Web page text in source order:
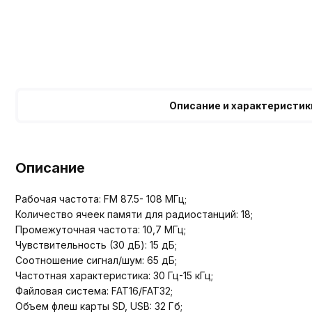
Описание и
Описание
Рабочая частота: FM 87.5- 108 МГц;
Количество ячеек памяти для радиостанций: 18;
Промежуточная частота: 10,7 МГц;
Чувствительность (30 дБ): 15 дБ;
Соотношение сигнал/шум: 65 дБ;
Частотная характеристика: 30 Гц-15 кГц;
Файловая система: FAT16/FAT32;
Объем флеш карты SD, USB: 32 Гб;